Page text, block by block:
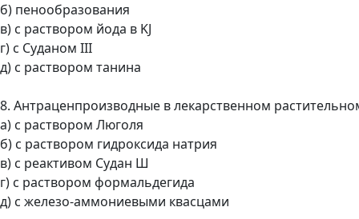
б) пенообразования
в) с раствором йода в KJ
г) с Суданом III
д) с раствором танина
8. Антраценпроизводные в лекарственном
а) с раствором Люголя
б) с раствором гидроксида натрия
в) с реактивом Судан Ш
г) с раствором формальдегида
д) с железо-аммониевыми квасцами